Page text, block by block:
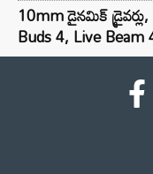
10mm డైనమిక్
Buds 4, Live